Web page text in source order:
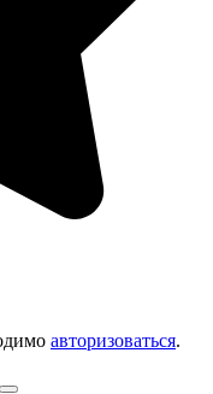
авторизоваться.